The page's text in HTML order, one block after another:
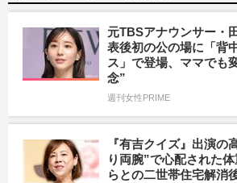
元TBSアナウンサー・
表後初の公の場に「背
ス」で登場、ママでも
念”
週刊女性PRIME
『有吉クイズ』出演の
り両腕”で心配された
らとの二世帯住宅解消